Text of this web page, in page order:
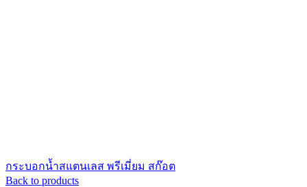
กระบอกน้ำสแตนเลส พรีเมี่ยม สก๊อต
Back to products